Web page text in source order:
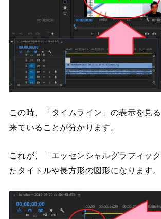
この時、「タイムライン」の表示を見
来ていることが分かります。
これが、「エッセンシャルグラフィッ
たタイトルや長方形の図形になります。